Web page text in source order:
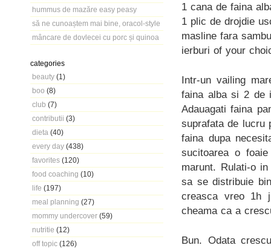
hummus de mazăre easy peasy
să ne cunoaștem mai bine, oracol-style
mâncare de dovlecei cu porc și quinoa
categories
beauty (1)
boo (8)
club (7)
contributii (3)
dieta (40)
every day (438)
favorites (120)
food coaching (10)
life (197)
meal planning (27)
mommy undercover (59)
nutritie (12)
off topic (126)
1 cana de faina
1 plic de drojdie
masline fara
ierburi of your
Intr-un vailing
faina alba si 2 de
Adauagati faina
suprafata de lucru
faina dupa
sucitoarea o
marunt. Rulati-o
sa se distribuie
creasca vreo 1h
cheama ca a
Bun. Odata